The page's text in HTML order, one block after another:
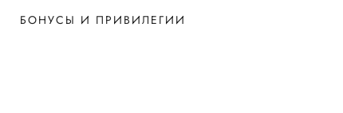
БОНУСЫ И ПРИВИЛЕГИИ